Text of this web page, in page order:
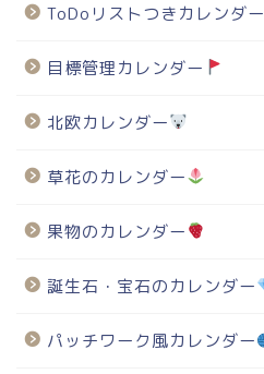
ToDoリストつきカレンダー
目標管理カレンダー
北欧カレンダー
草花のカレンダー
果物のカレンダー
誕生石・宝石のカレンダー
パッチワーク風カレンダー